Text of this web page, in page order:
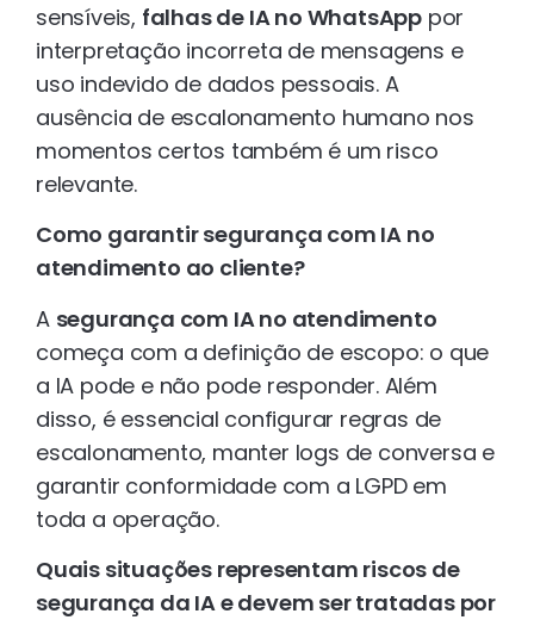
sensíveis, falhas de IA no WhatsApp por
interpretação incorreta de mensagens e
uso indevido de dados pessoais. A
ausência de escalonamento humano nos
momentos certos também é um risco
relevante.
Como garantir segurança com IA no
atendimento ao cliente?
A segurança com IA no atendimento
começa com a definição de escopo: o que
a IA pode e não pode responder. Além
disso, é essencial configurar regras de
escalonamento, manter logs de conversa e
garantir conformidade com a LGPD em
toda a operação.
Quais situações representam riscos de
segurança da IA e devem ser tratadas por